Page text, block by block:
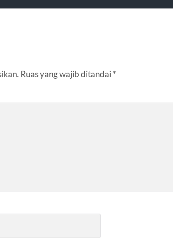
Ruas yang wajib ditandai *